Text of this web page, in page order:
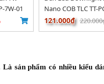
7W-01
Nano COB TLC TT-
121.000₫
sản phẩm có nhiều kiểu